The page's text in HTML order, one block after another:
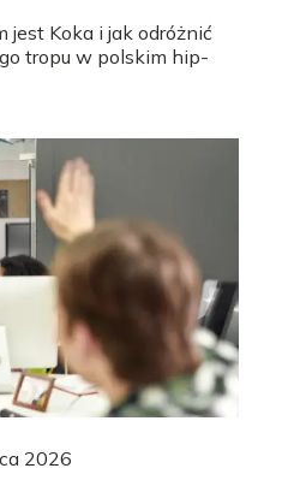
jest Koka i jak odróżnić
tropu w polskim hip-
2026